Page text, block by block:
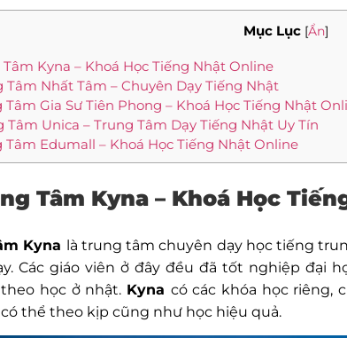
Mục Lục [Ẩn]
Tâm Kyna – Khoá Học Tiếng Nhật Online
Tâm Nhất Tâm – Chuyên Dạy Tiếng Nhật
Tâm Gia Sư Tiên Phong – Khoá Học Tiếng Nhật
Tâm Unica – Trung Tâm Dạy Tiếng Nhật Uy Tín
Tâm Edumall – Khoá Học Tiếng Nhật Online
Tâm Kyna – Khoá Học
Kyna là trung tâm chuyên dạy học tiếng
Các giáo viên ở đây đều đã tốt nghiệp đại
học ở nhật. Kyna có các khóa học riêng,
thể theo kịp cũng như học hiệu quả.